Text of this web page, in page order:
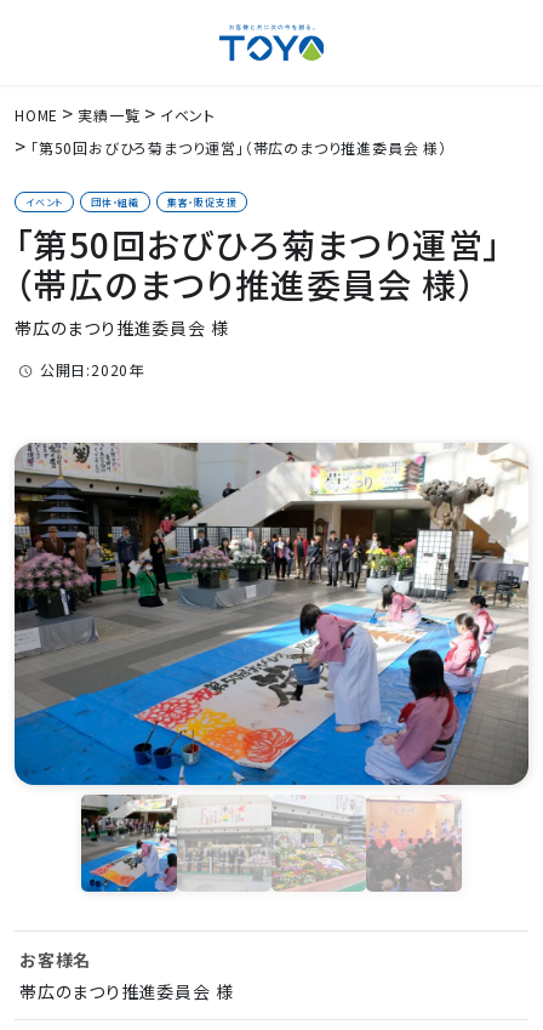
HOME 実績一覧
イベント
「第50回おびひろ菊まつり運営」（帯広のまつり推進委員会 様）
イベント 団体・組織 集客・販促支援
「第50回おびひろ菊まつり運営」
（帯広のまつり推進委員会 様）
帯広のまつり推進委員会 様
公開日:2020年
お客様名
帯広のまつり推進委員会 様